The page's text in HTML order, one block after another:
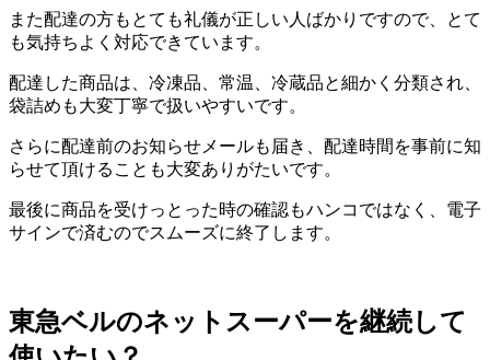
また配達の方もとても礼儀が正しい人ばかりですので、とて
も気持ちよく対応できています。
配達した商品は、冷凍品、常温、冷蔵品と細かく分類され、
袋詰めも大変丁寧で扱いやすいです。
さらに配達前のお知らせメールも届き、配達時間を事前に知
らせて頂けることも大変ありがたいです。
最後に商品を受けっとった時の確認もハンコではなく、電子
サインで済むのでスムーズに終了します。
東急ベルのネットスーパーを継続して